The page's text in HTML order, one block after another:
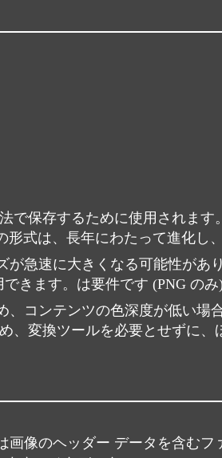
保存するために使用されます
式は、長年にわたって進化し
が急速に大きくなる可能性があ
きます。は要件です (PNG のみ
コンテンツの色深度が低い場
、変換ツールを必要とせずに
像のヘッダー データを含む